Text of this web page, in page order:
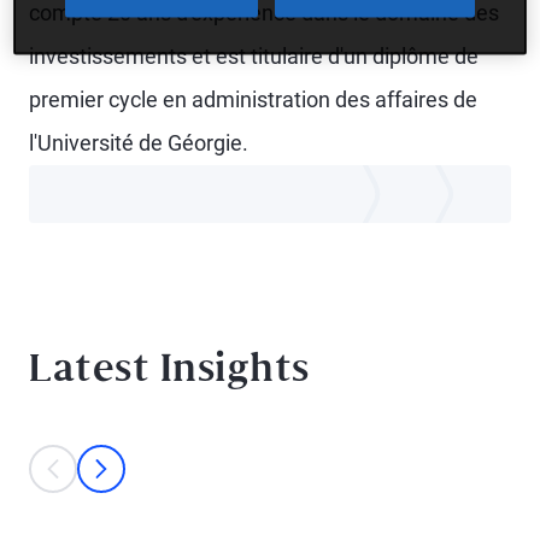
compte 20 ans d'expérience dans le domaine des
investissements et est titulaire d'un diplôme de
premier cycle en administration des affaires de
l'Université de Géorgie.
Latest Insights
This is a carousel with individual cards. Use the previous and next
prev
next